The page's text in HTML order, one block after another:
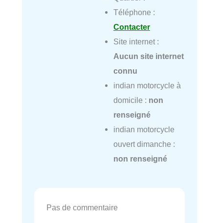
Téléphone :
Contacter
Site internet :
Aucun site internet
connu
indian motorcycle à
domicile : non
renseigné
indian motorcycle
ouvert dimanche :
non renseigné
Pas de commentaire